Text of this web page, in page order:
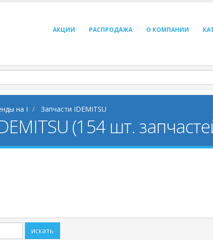
АКЦИИ РАСПРОДАЖА О КОМПАНИИ
на I Запчасти IDEMITSU
(154 шт.
искать